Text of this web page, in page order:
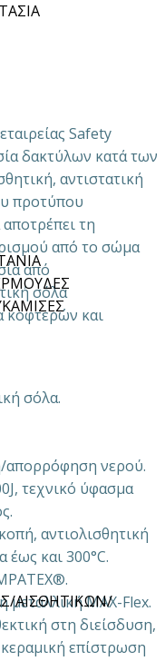
ΑΙΣΘΗΤΙΚΩΝ/
Safety
δακτύλων κατά των
αντιστατική
προτύπου
τη
από το σώμα
από
σόλα
κοφτερών και
σόλα.
απορρόφηση νερού.
τεχνικό ύφασμα
αντιολισθητική
έως και 300°C.
MAX-Flex.
στη διείσδυση,
επίστρωση